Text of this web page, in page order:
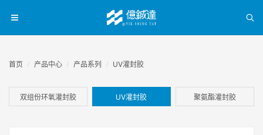
首页 产品中心 产品系列 UV灌封胶
双组份环氧灌封胶 UV灌封胶 聚氨酯灌封胶